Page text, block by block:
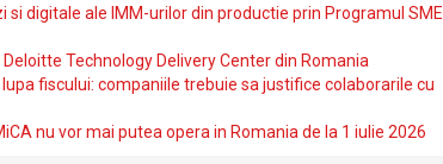
si digitale ale IMM-urilor din productie prin Programul SME
Technology Delivery Center din Romania
fiscului: companiile trebuie sa justifice colaborarile cu
nu vor mai putea opera in Romania de la 1 iulie 2026